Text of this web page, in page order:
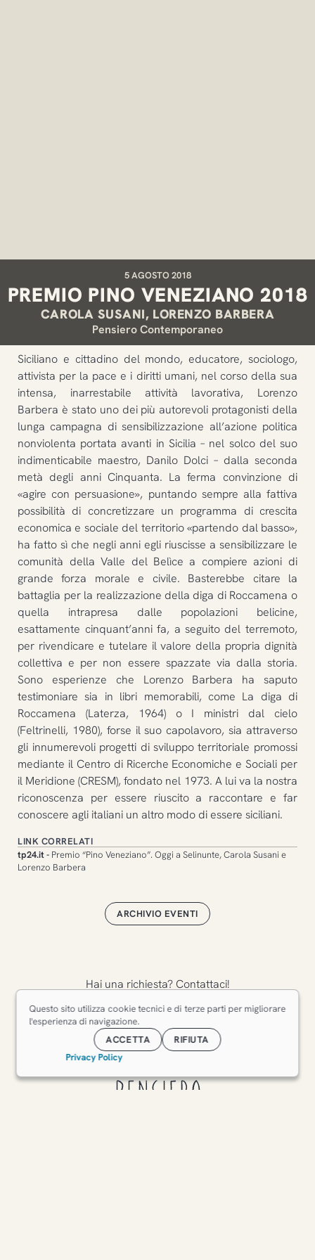
5 AGOSTO 2018
PREMIO PINO VENEZIANO 2018
CAROLA SUSANI, LORENZO BARBERA
Pensiero Contemporaneo
Siciliano e cittadino del mondo, educatore, sociologo,
attivista per la pace e i diritti umani, nel corso della sua
intensa, inarrestabile attività lavorativa, Lorenzo
Barbera è stato uno dei più autorevoli protagonisti della
lunga campagna di sensibilizzazione all’azione politica
nonviolenta portata avanti in Sicilia – nel solco del suo
indimenticabile maestro, Danilo Dolci – dalla seconda
metà degli anni Cinquanta. La ferma convinzione di
«agire con persuasione», puntando sempre alla fattiva
possibilità di concretizzare un programma di crescita
economica e sociale del territorio «partendo dal basso»,
ha fatto sì che negli anni egli riuscisse a sensibilizzare le
comunità della Valle del Belìce a compiere azioni di
grande forza morale e civile. Basterebbe citare la
battaglia per la realizzazione della diga di Roccamena o
quella intrapresa dalle popolazioni belicine,
esattamente cinquant’anni fa, a seguito del terremoto,
per rivendicare e tutelare il valore della propria dignità
collettiva e per non essere spazzate via dalla storia.
Sono esperienze che Lorenzo Barbera ha saputo
testimoniare sia in libri memorabili, come La diga di
Roccamena (Laterza, 1964) o I ministri dal cielo
(Feltrinelli, 1980), forse il suo capolavoro, sia attraverso
gli innumerevoli progetti di sviluppo territoriale promossi
mediante il Centro di Ricerche Economiche e Sociali per
il Meridione (CRESM), fondato nel 1973. A lui va la nostra
riconoscenza per essere riuscito a raccontare e far
conoscere agli italiani un altro modo di essere siciliani.
LINK CORRELATI
tp24.it - Premio “Pino Veneziano”. Oggi a Selinunte, Carola Susani e
Lorenzo Barbera
ARCHIVIO EVENTI
Hai una richiesta? Contattaci!
CONTATTACI
Pensiero
Questo sito utilizza cookie tecnici e di terze parti per migliorare
l'esperienza di navigazione.
ACCETTA
RIFIUTA
Privacy Policy